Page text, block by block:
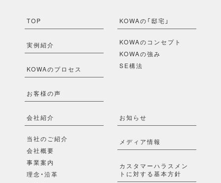
TOP
実例紹介
KOWAのプロセス
お客様の声
KOWAの「邸宅」
KOWAのコンセプト
KOWAの強み
SE構法
会社紹介
当社のご紹介
会社概要
事業案内
理念・沿革
お知らせ
メディア情報
カスタマーハラスメン
トに対する基本方針